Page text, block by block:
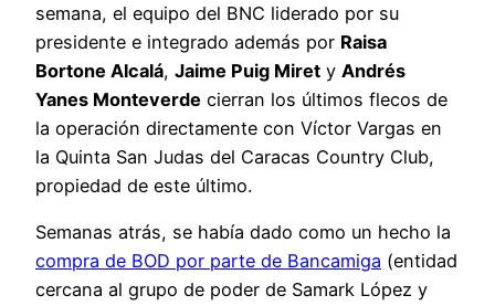
semana, el equipo del BNC liderado por su
presidente e integrado además por Raisa
Bortone Alcalá, Jaime Puig Miret y Andrés
Yanes Monteverde cierran los últimos flecos de
la operación directamente con Víctor Vargas en
la Quinta San Judas del Caracas Country Club,
propiedad de este último.
Semanas atrás, se había dado como un hecho la
compra de BOD por parte de Bancamiga (entidad
cercana al grupo de poder de Samark López y